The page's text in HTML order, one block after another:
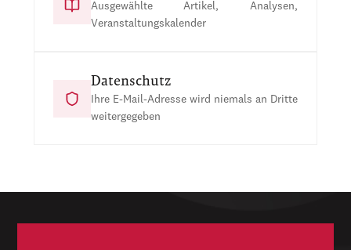
Ausgewählte Artikel, Analysen,
Veranstaltungskalender
Datenschutz
Ihre E-Mail-Adresse wird niemals an Dritte
weitergegeben